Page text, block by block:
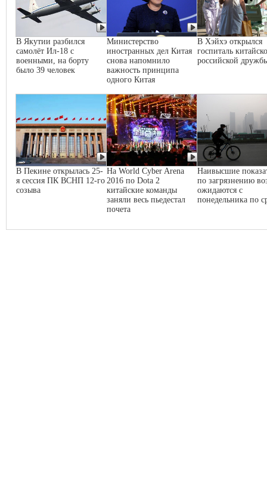
В Якутии разбился
самолёт Ил-18 с
военными, на борту
было 39 человек
Министерство
иностранных дел Китая
снова напомнило
важность принципа
одного Китая
В Хэйхэ открылся
госпиталь
российской
В Пекине открылась 25-
я сессия ПК ВСНП 12-го
созыва
На World Cyber Arena
2016 по Dota 2
китайские команды
заняли весь пьедестал
почета
Наивысшие
по загрязнению
ожидаются с
понедельника по